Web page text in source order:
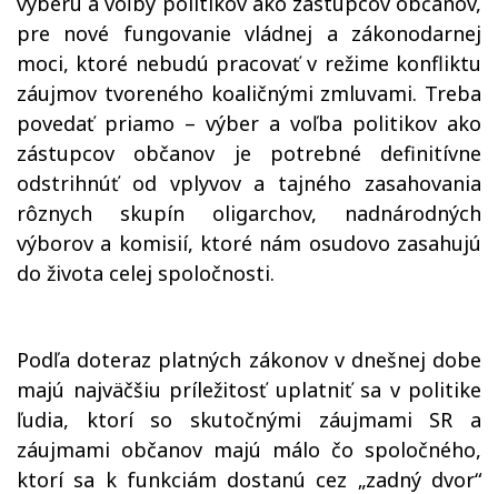
pre nové fungovanie vládnej a zákonodarnej
moci, ktoré nebudú pracovať v režime konfliktu
záujmov tvoreného koaličnými zmluvami. Treba
povedať priamo – výber a voľba politikov ako
zástupcov občanov je potrebné definitívne
odstrihnúť od vplyvov a tajného zasahovania
rôznych skupín oligarchov, nadnárodných
výborov a komisií, ktoré nám osudovo zasahujú
do života celej spoločnosti.
Podľa doteraz platných zákonov v dnešnej dobe
majú najväčšiu príležitosť uplatniť sa v politike
ľudia, ktorí so skutočnými záujmami SR a
záujmami občanov majú málo čo spoločného,
ktorí sa k funkciám dostanú cez „zadný dvor“